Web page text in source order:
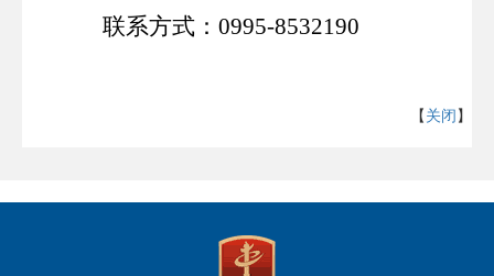
联系方式： 0995-8532190
【关闭】